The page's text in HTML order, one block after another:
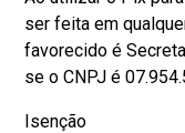
ser feita em
favorecido é
se o CNPJ é
Isenção